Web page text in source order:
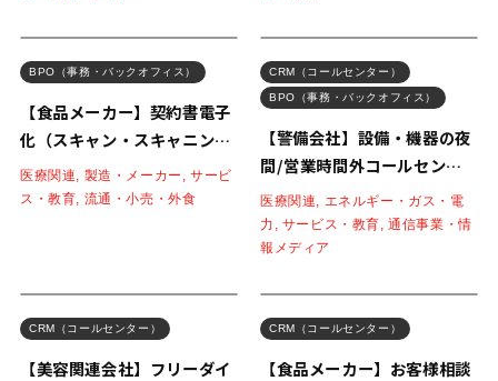
BPO（事務・バックオフィス）
【食品メーカー】契約書電子
化（スキャン・スキャニン
グ）および検索キーワード埋
め込み業務の事例
医療関連, 製造・メーカー, サービ
ス・教育, 流通・小売・外食
CRM（コールセンター）
BPO（事務・バックオフィス）
【警備会社】設備・機器の夜
間/営業時間外コールセンタ
ー業務(電話+事務)の事例
医療関連, エネルギー・ガス・電
力, サービス・教育, 通信事業・情
報メディア
CRM（コールセンター）
【美容関連会社】フリーダイ
CRM（コールセンター）
【食品メーカー】お客様相談